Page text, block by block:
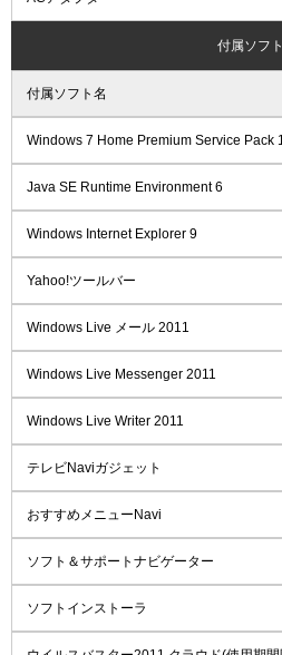
付属ソフト
付属ソフト名
Windows 7 Home Premium Service Pack
Java SE Runtime Environment 6
Windows Internet Explorer 9
Yahoo!ツールバー
Windows Live メール 2011
Windows Live Messenger 2011
Windows Live Writer 2011
テレビNaviガジェット
おすすめメニューNavi
ソフト＆サポートナビゲーター
ソフトインストーラ